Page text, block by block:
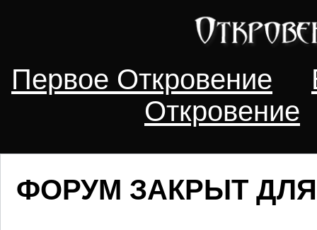
Первое Откровение
Откровение
ФОРУМ ЗАКРЫТ